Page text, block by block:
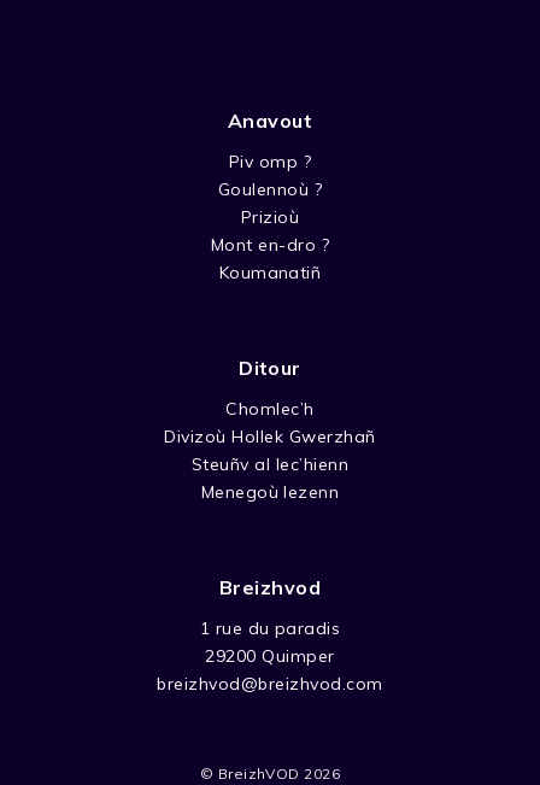
Anavout
Piv omp ?
Goulennoù ?
Prizioù
Mont en-dro ?
Koumanatiñ
Ditour
Chomlec’h
Divizoù Hollek Gwerzhañ
Steuñv al lec’hienn
Menegoù lezenn
Breizhvod
1 rue du paradis
29200 Quimper
breizhvod@breizhvod.com
© BreizhVOD 2026